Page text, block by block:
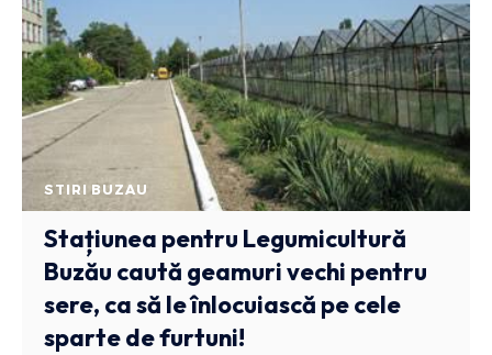
STIRI BUZAU
Stațiunea pentru Legumicultură
Buzău caută geamuri vechi pentru
sere, ca să le înlocuiască pe cele
sparte de furtuni!